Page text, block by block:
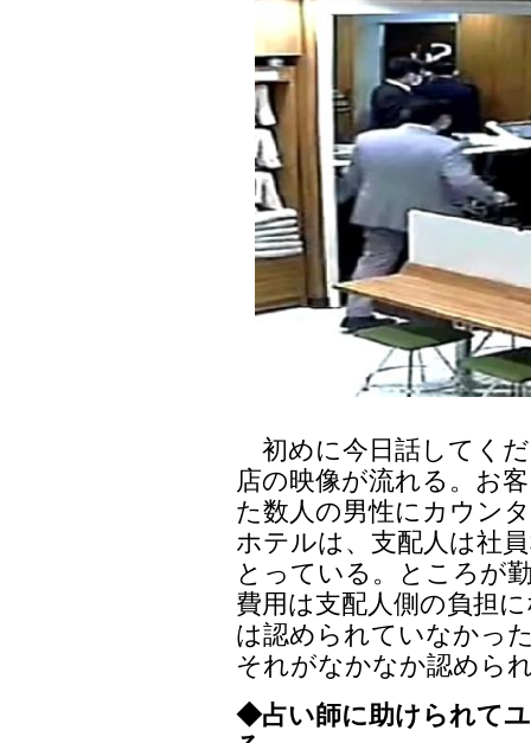
初めに今日話してく
店の映像が流れる。お
た数人の男性にカウン
ホテルは、支配人は社
とっている。ところが
費用は支配人側の負担
は認められていなかっ
それがなかなか認めら
◆占い師に助けられて